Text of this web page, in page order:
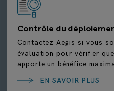
Contrôle du
Contactez Aegis si vous
évaluation pour vérifier
apporte un bénéfice
EN SAVOIR PLUS